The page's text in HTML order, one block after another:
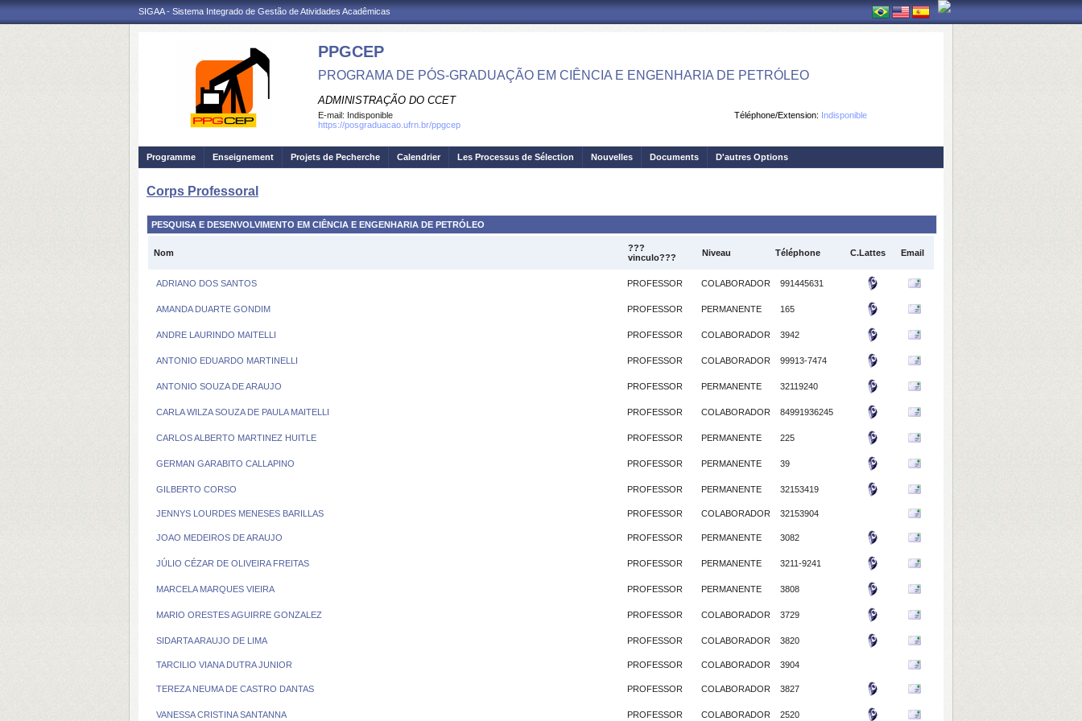
SIGAA - Sistema Integrado de Gestão de Atividades Acadêmicas
PPGCEP
PROGRAMA DE PÓS-GRADUAÇÃO EM CIÊNCIA E ENGENHARIA DE PETRÓLEO
ADMINISTRAÇÃO DO CCET
Téléphone/Extension: Indisponible
E-mail: Indisponible
https://posgraduacao.ufrn.br/ppgcep
Programme Enseignement Projets de Pecherche Calendrier Les Processus de Sélection Nouvelles Documents D'autres Options
Corps Professoral
PESQUISA E DESENVOLVIMENTO EM CIÊNCIA E ENGENHARIA DE PETRÓLEO
Nom
???
vinculo???
Niveau Téléphone C.Lattes Email
ADRIANO DOS SANTOS PROFESSOR COLABORADOR 991445631
AMANDA DUARTE GONDIM PROFESSOR PERMANENTE 165
ANDRE LAURINDO MAITELLI PROFESSOR COLABORADOR 3942
ANTONIO EDUARDO MARTINELLI PROFESSOR COLABORADOR 99913-7474
ANTONIO SOUZA DE ARAUJO PROFESSOR PERMANENTE 32119240
CARLA WILZA SOUZA DE PAULA MAITELLI PROFESSOR COLABORADOR 84991936245
CARLOS ALBERTO MARTINEZ HUITLE PROFESSOR PERMANENTE 225
GERMAN GARABITO CALLAPINO PROFESSOR PERMANENTE 39
GILBERTO CORSO PROFESSOR PERMANENTE 32153419
JENNYS LOURDES MENESES BARILLAS PROFESSOR COLABORADOR 32153904
JOAO MEDEIROS DE ARAUJO PROFESSOR PERMANENTE 3082
JÚLIO CÉZAR DE OLIVEIRA FREITAS PROFESSOR PERMANENTE 3211-9241
MARCELA MARQUES VIEIRA PROFESSOR PERMANENTE 3808
MARIO ORESTES AGUIRRE GONZALEZ PROFESSOR COLABORADOR 3729
SIDARTA ARAUJO DE LIMA PROFESSOR COLABORADOR 3820
TARCILIO VIANA DUTRA JUNIOR PROFESSOR COLABORADOR 3904
TEREZA NEUMA DE CASTRO DANTAS PROFESSOR COLABORADOR 3827
VANESSA CRISTINA SANTANNA PROFESSOR COLABORADOR 2520